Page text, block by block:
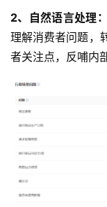
2、自然语言处理：
理解消费者问题，
者关注点，反哺内